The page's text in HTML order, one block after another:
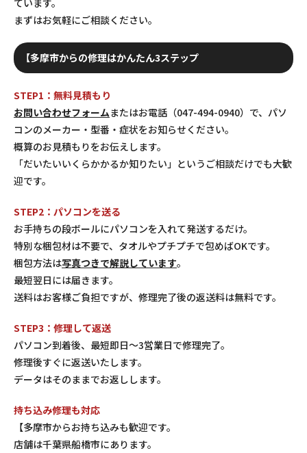
まずはお気軽にご相談ください。
【多摩市からの修理はかんたん3ステップ
STEP1：無料見積もり
お問い合わせフォームまたはお電話（047-494-0940）で、パソ
コンのメーカー・型番・症状をお知らせください。
概算のお見積もりをお伝えします。
「だいたいいくらかかるか知りたい」というご相談だけでも大歓
迎です。
STEP2：パソコンを送る
お手持ちの段ボールにパソコンを入れて発送するだけ。
特別な梱包材は不要で、タオルやプチプチで包めばOKです。
梱包方法は写真つきで解説しています。
最短翌日には届きます。
送料はお客様ご負担ですが、修理完了後の返送料は無料です。
STEP3：修理して返送
パソコン到着後、最短即日〜3営業日で修理完了。
修理後すぐに返送いたします。
データはそのままでお返しします。
持ち込み修理も対応
【多摩市からお持ち込みも歓迎です。
店舗は千葉県船橋市にあります。